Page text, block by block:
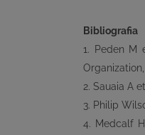
Bibliografia
1. Peden M
2. Sauaia A
3. Philip
4. Medcalf